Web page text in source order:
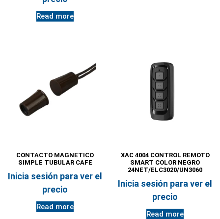
Read more
CONTACTO MAGNETICO
SIMPLE TUBULAR CAFE
Inicia sesión para ver el
precio
Read more
XAC 4004 CONTROL REMOTO
SMART COLOR NEGRO
24NET/ELC3020/UN3060
Inicia sesión para ver el
precio
Read more